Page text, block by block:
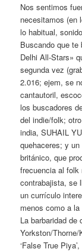
Nos sentimos
necesitamos (en
lo habitual,
Buscando que
Delhi All-Stars»
segunda vez
2.016; ejem, se
cantautoril,
los buscadores
del indie/folk;
india, SUHAIL
quehaceres; y
británico, que
frecuencia al
contrabajista, se
un currículo
menos como a
La barbaridad
Yorkston/
‘False True